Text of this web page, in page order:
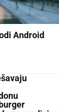
Android